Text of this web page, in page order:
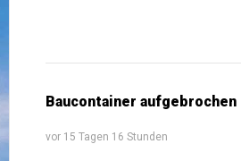
Baucontainer aufgebrochen
vor 15 Tagen 16 Stunden